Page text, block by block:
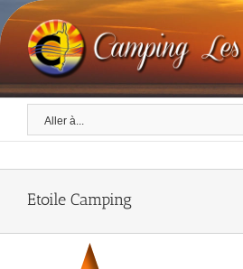
Skip
to
content
Aller à...
Etoile Camping